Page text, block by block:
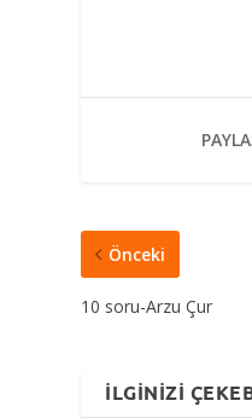
Önceki
10 soru-Arzu Çur
İLGINIZI